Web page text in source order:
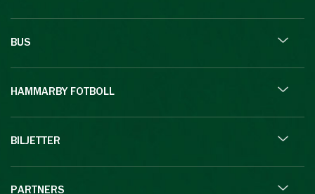
BUS
HAMMARBY FOTBOLL
BILJETTER
PARTNERS